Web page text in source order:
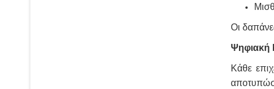
Οι
Ψηφιακή
Κάθε